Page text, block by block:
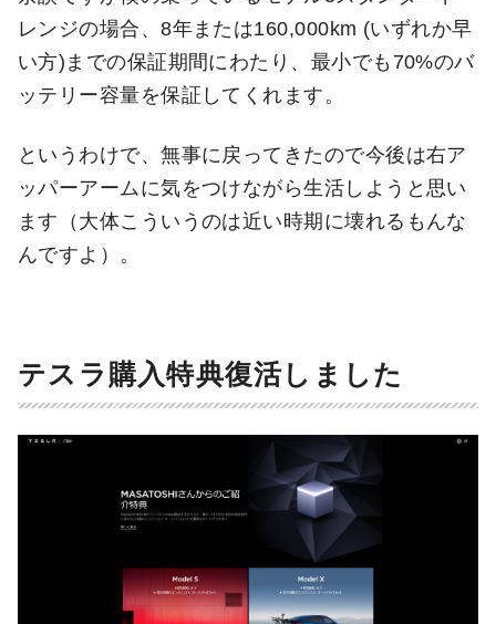
レンジの場合、8年または160,000km (いずれか早
い方)までの保証期間にわたり、最小でも70%のバ
ッテリー容量を保証してくれます。
というわけで、無事に戻ってきたので今後は右ア
ッパーアームに気をつけながら生活しようと思い
ます（大体こういうのは近い時期に壊れるもんな
んですよ）。
テスラ購入特典復活しました